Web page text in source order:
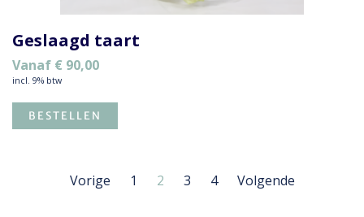
Geslaagd taart
Vanaf € 90,00
incl. 9% btw
BESTELLEN
Vorige 1 2 3 4 Volgende